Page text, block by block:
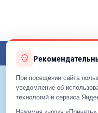
При посещении сайта
уведомление об
технологий и сервиса